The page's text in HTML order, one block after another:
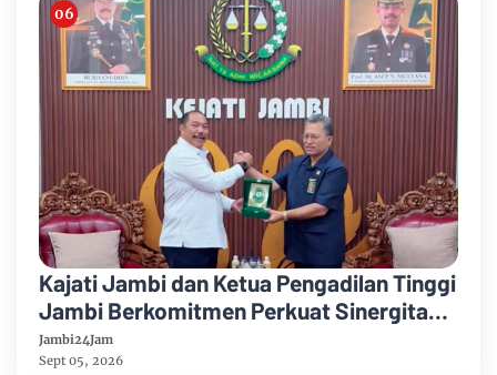
Kajati Jambi dan Ketua Pengadilan Tinggi
Jambi Berkomitmen Perkuat Sinergitas
Penegakan Hukum
Jambi24Jam
Sept 05, 2026